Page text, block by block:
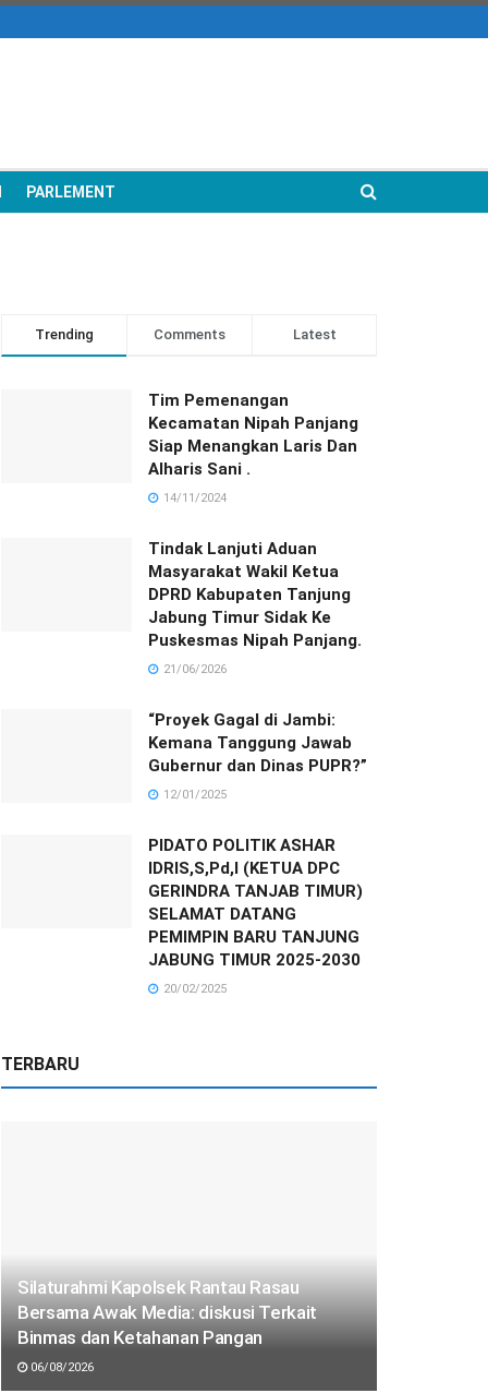
PARLEMENT
Trending Comments Latest
Tim Pemenangan
Kecamatan Nipah Panjang
Siap Menangkan Laris Dan
Alharis Sani .
14/11/2024
Tindak Lanjuti Aduan
Masyarakat Wakil Ketua
DPRD Kabupaten Tanjung
Jabung Timur Sidak Ke
Puskesmas Nipah Panjang.
21/06/2026
“Proyek Gagal di Jambi:
Kemana Tanggung Jawab
Gubernur dan Dinas PUPR?”
12/01/2025
PIDATO POLITIK ASHAR
IDRIS,S,Pd,I (KETUA DPC
GERINDRA TANJAB TIMUR)
SELAMAT DATANG
PEMIMPIN BARU TANJUNG
JABUNG TIMUR 2025-2030
20/02/2025
TERBARU
Silaturahmi Kapolsek Rantau Rasau
Bersama Awak Media: diskusi Terkait
Binmas dan Ketahanan Pangan
06/08/2026